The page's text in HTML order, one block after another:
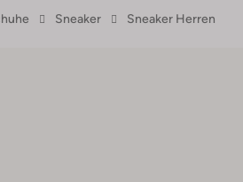
Sneaker Sneaker Herren